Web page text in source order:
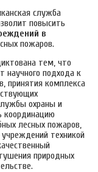
служба
повысить
в
пожаров.
тем, что
научного подхода к
принятия комплекса
охраны и
координацию
лесных пожаров,
техникой
природных